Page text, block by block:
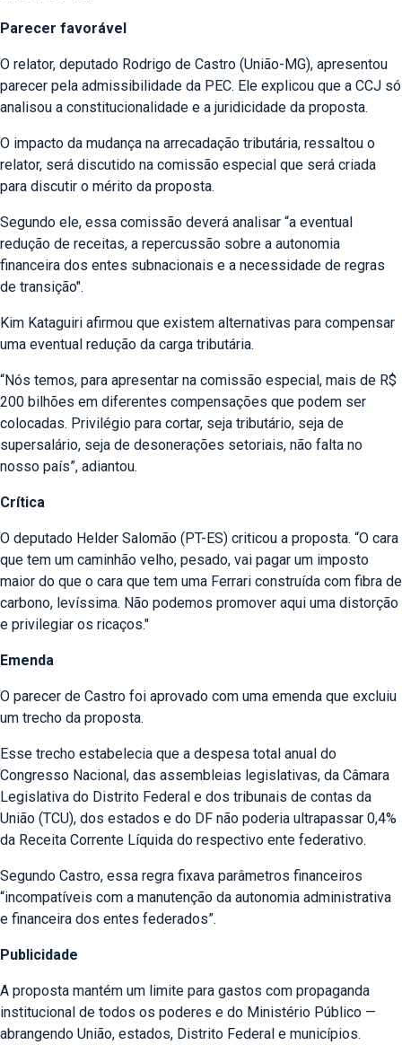
Parecer favorável
O relator, deputado Rodrigo de Castro (União-MG), apresentou
parecer pela admissibilidade da PEC. Ele explicou que a CCJ só
analisou a constitucionalidade e a juridicidade da proposta.
O impacto da mudança na arrecadação tributária, ressaltou o
relator, será discutido na comissão especial que será criada
para discutir o mérito da proposta.
Segundo ele, essa comissão deverá analisar “a eventual
redução de receitas, a repercussão sobre a autonomia
financeira dos entes subnacionais e a necessidade de regras
de transição".
Kim Kataguiri afirmou que existem alternativas para compensar
uma eventual redução da carga tributária.
“Nós temos, para apresentar na comissão especial, mais de R$
200 bilhões em diferentes compensações que podem ser
colocadas. Privilégio para cortar, seja tributário, seja de
supersalário, seja de desonerações setoriais, não falta no
nosso país”, adiantou.
Crítica
O deputado Helder Salomão (PT-ES) criticou a proposta. “O cara
que tem um caminhão velho, pesado, vai pagar um imposto
maior do que o cara que tem uma Ferrari construída com fibra de
carbono, levíssima. Não podemos promover aqui uma distorção
e privilegiar os ricaços."
Emenda
O parecer de Castro foi aprovado com uma emenda que excluiu
um trecho da proposta.
Esse trecho estabelecia que a despesa total anual do
Congresso Nacional, das assembleias legislativas, da Câmara
Legislativa do Distrito Federal e dos tribunais de contas da
União (TCU), dos estados e do DF não poderia ultrapassar 0,4%
da Receita Corrente Líquida do respectivo ente federativo.
Segundo Castro, essa regra fixava parâmetros financeiros
“incompatíveis com a manutenção da autonomia administrativa
e financeira dos entes federados”.
Publicidade
A proposta mantém um limite para gastos com propaganda
institucional de todos os poderes e do Ministério Público —
abrangendo União, estados, Distrito Federal e municípios.